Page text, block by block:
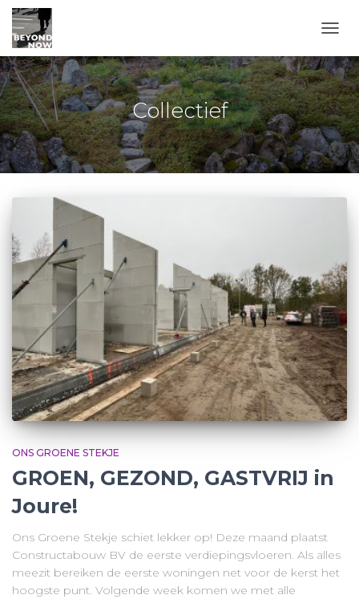
Collectief
ONS GROENE STEKJE
GROEN, GEZOND, GASTVRIJ in
Joure!
Ons Groene Stekje schiet lekker op! Deze maand plaatst
Constructabouw BV de eerste verdiepingsvloeren. Als alles
meezit bereiken de eerste woningen net voor de kerst het
hoogste punt. Volgende week komen we met alle